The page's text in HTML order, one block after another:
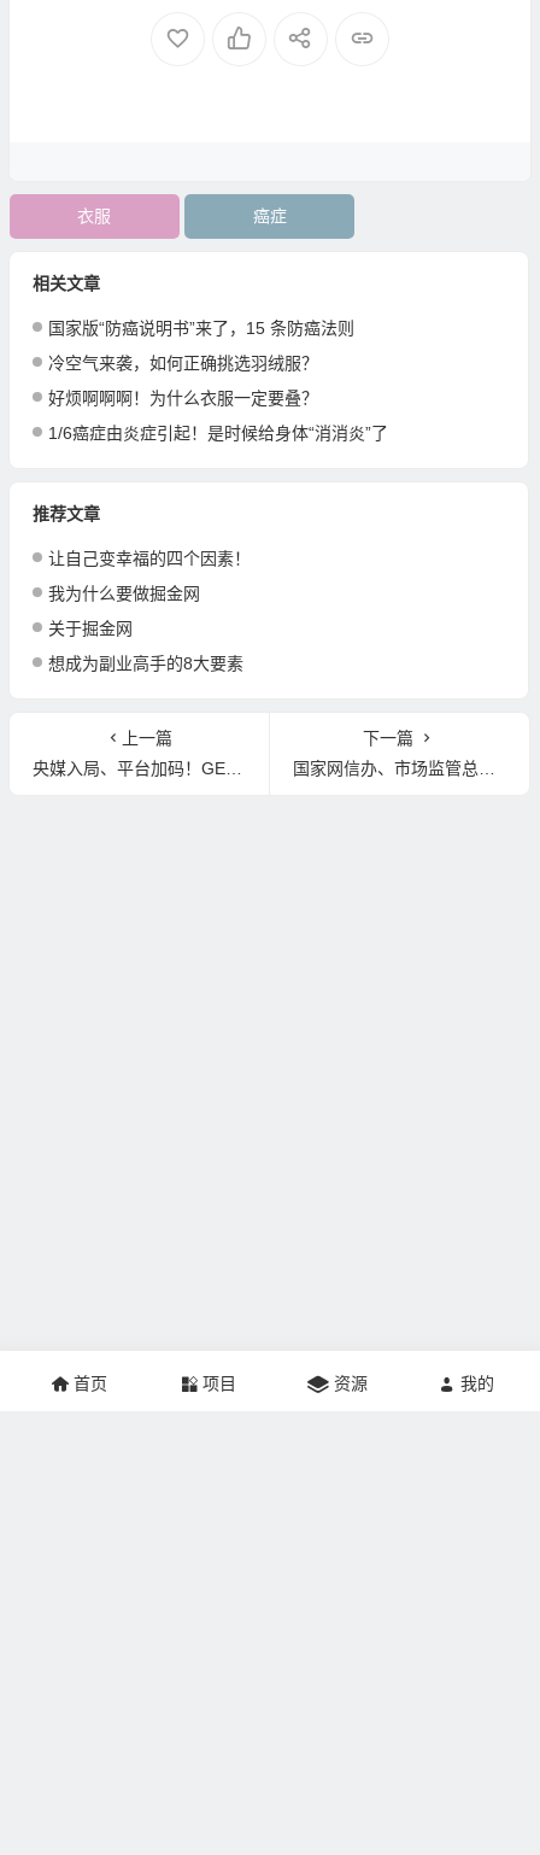
衣服 癌症
相关文章
国家版“防癌说明书”来了，15 条防癌法则
冷空气来袭，如何正确挑选羽绒服？
好烦啊啊啊！为什么衣服一定要叠？
1/6癌症由炎症引起！是时候给身体“消消炎”了
推荐文章
让自己变幸福的四个因素！
我为什么要做掘金网
关于掘金网
想成为副业高手的8大要素
上一篇
央媒入局、平台加码！GEO 成 AI 时代必争之地
下一篇
国家网信办、市场监管总局联合印发《网络测评活动规范》
首页 项目 资源 我的